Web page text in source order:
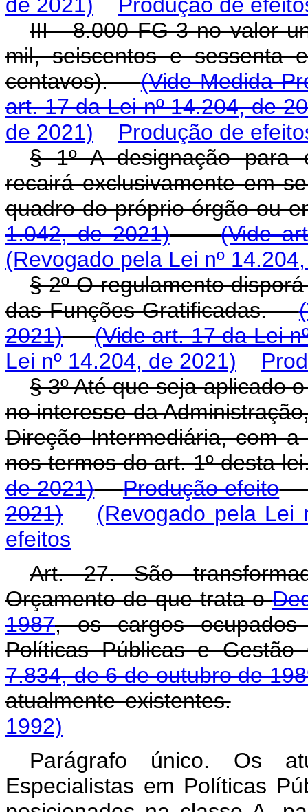
III - 8.000 FG-3 no valor
mil, seiscentos e sessenta
centavos).(Vide Medida
art. 17 da Lei nº 14.204, de
de 2021)
Produção de
§ 1º A designação para
recairá exclusivamente em
quadro do próprio órgão ou
1.042, de 2021)
(Vide
(Revogado pela Lei nº
§ 2º O regulamento
das Funções Gratificadas.
2021)
(Vide art. 17 da Lei
Lei nº 14.204, de 2021)
§ 3º Até que seja aplicado
no interesse da
Direção Intermediária, com
nos termos do art. 1º desta
de 2021)
Produção efeito
2021)
(Revogado pela Lei
efeitos
Art. 27. São
Orçamento de que trata o
1987, os cargos
Políticas Públicas e
7.834, de 6 de outubro de
atualmente existentes.
1992)
Parágrafo único. Os
Especialistas em Políticas